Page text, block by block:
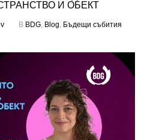
И ОБЕКТ
В BDG, Blog, Бъдещи събития